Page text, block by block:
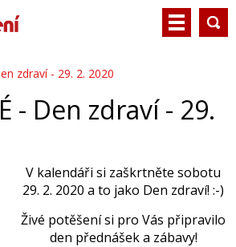
zdraví - 29. 2. 2020
- Den zdraví - 29.
V kalendáři si zaškrtněte sobotu
29. 2. 2020 a to jako Den zdraví! :-)
Živé potěšení si pro Vás připravilo
den přednášek a zábavy!